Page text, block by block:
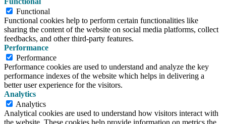
Functional
Functional cookies help to perform certain functionalities like
sharing the content of the website on social media platforms, collect
feedbacks, and other third-party features.
Performance
Performance
Performance cookies are used to understand and analyze the key
performance indexes of the website which helps in delivering a
better user experience for the visitors.
Analytics
Analytics
Analytical cookies are used to understand how visitors interact with